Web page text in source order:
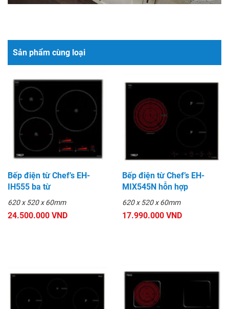
Sản phẩm cùng loại
Bếp điện từ Chef’s EH-
IH555 ba từ
620 x 520 x 60mm
24.500.000 VND
Bếp điện từ Chef’s EH-
MIX545N hỗn hợp
620 x 520 x 60mm
17.990.000 VND